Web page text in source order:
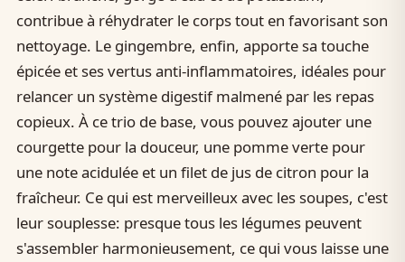
contribue à réhydrater le corps tout en favorisant son
nettoyage. Le gingembre, enfin, apporte sa touche
épicée et ses vertus anti-inflammatoires, idéales pour
relancer un système digestif malmené par les repas
copieux. À ce trio de base, vous pouvez ajouter une
courgette pour la douceur, une pomme verte pour
une note acidulée et un filet de jus de citron pour la
fraîcheur. Ce qui est merveilleux avec les soupes, c'est
leur souplesse: presque tous les légumes peuvent
s'assembler harmonieusement, ce qui vous laisse une